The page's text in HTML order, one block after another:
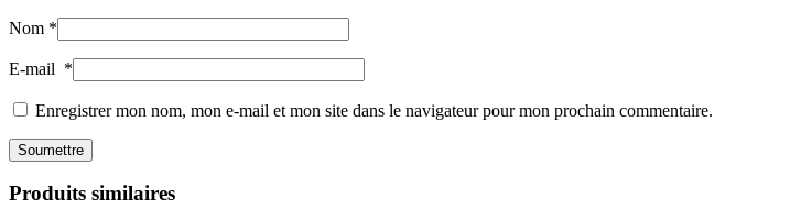
Nom *
E-mail *
Enregistrer mon nom, mon e-mail et mon site dans le navigateur pour mon prochain commentaire.
Produits similaires